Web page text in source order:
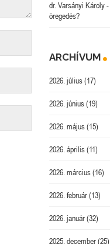
dr. Varsányi Károly-
öregedés?
ARCHÍVUM
2026. július(17)
2026. június(19)
2026. május(15)
2026. április(11)
2026. március(16)
2026. február(13)
2026. január(32)
2025. december(25)